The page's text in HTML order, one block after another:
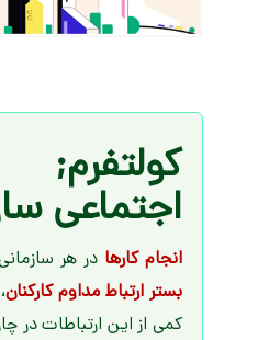
اجتماعی
انجام کارها در هر
بستر ارتباط مداوم کارکنان
کمی از این ارتباطات در